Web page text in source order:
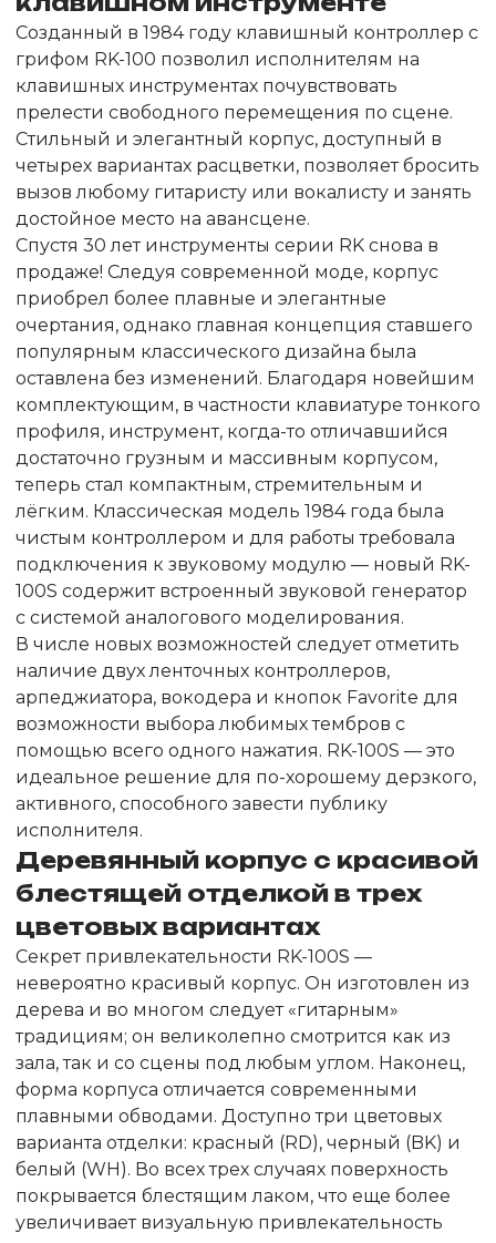
Созданный в 1984 году клавишный контроллер с
грифом RK-100 позволил исполнителям на
клавишных инструментах почувствовать
прелести свободного перемещения по сцене.
Стильный и элегантный корпус, доступный в
четырех вариантах расцветки, позволяет бросить
вызов любому гитаристу или вокалисту и занять
достойное место на авансцене.
Спустя 30 лет инструменты серии RK снова в
продаже! Следуя современной моде, корпус
приобрел более плавные и элегантные
очертания, однако главная концепция ставшего
популярным классического дизайна была
оставлена без изменений. Благодаря новейшим
комплектующим, в частности клавиатуре тонкого
профиля, инструмент, когда-то отличавшийся
достаточно грузным и массивным корпусом,
теперь стал компактным, стремительным и
лёгким. Классическая модель 1984 года была
чистым контроллером и для работы требовала
подключения к звуковому модулю — новый RK-
100S содержит встроенный звуковой генератор
с системой аналогового моделирования.
В числе новых возможностей следует отметить
наличие двух ленточных контроллеров,
арпеджиатора, вокодера и кнопок Favorite для
возможности выбора любимых тембров с
помощью всего одного нажатия. RK-100S — это
идеальное решение для по-хорошему дерзкого,
активного, способного завести публику
исполнителя.
Деревянный корпус с красивой
блестящей отделкой в трех
цветовых вариантах
Секрет привлекательности RK-100S —
невероятно красивый корпус. Он изготовлен из
дерева и во многом следует «гитарным»
традициям; он великолепно смотрится как из
зала, так и со сцены под любым углом. Наконец,
форма корпуса отличается современными
плавными обводами. Доступно три цветовых
варианта отделки: красный (RD), черный (BK) и
белый (WH). Во всех трех случаях поверхность
покрывается блестящим лаком, что еще более
увеличивает визуальную привлекательность